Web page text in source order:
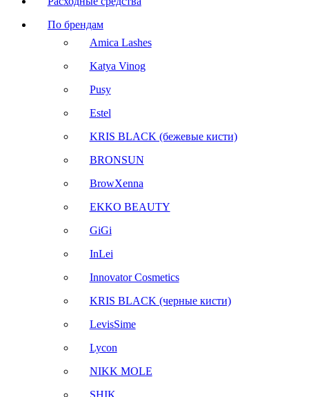
По брендам
Amica Lashes
Katya Vinog
Pusy
Estel
KRIS BLACK (бежевые кисти)
BRONSUN
BrowXenna
EKKO BEAUTY
GiGi
InLei
Innovator Cosmetics
KRIS BLACK (черные кисти)
LevisSime
Lycon
NIKK MOLE
SHIK